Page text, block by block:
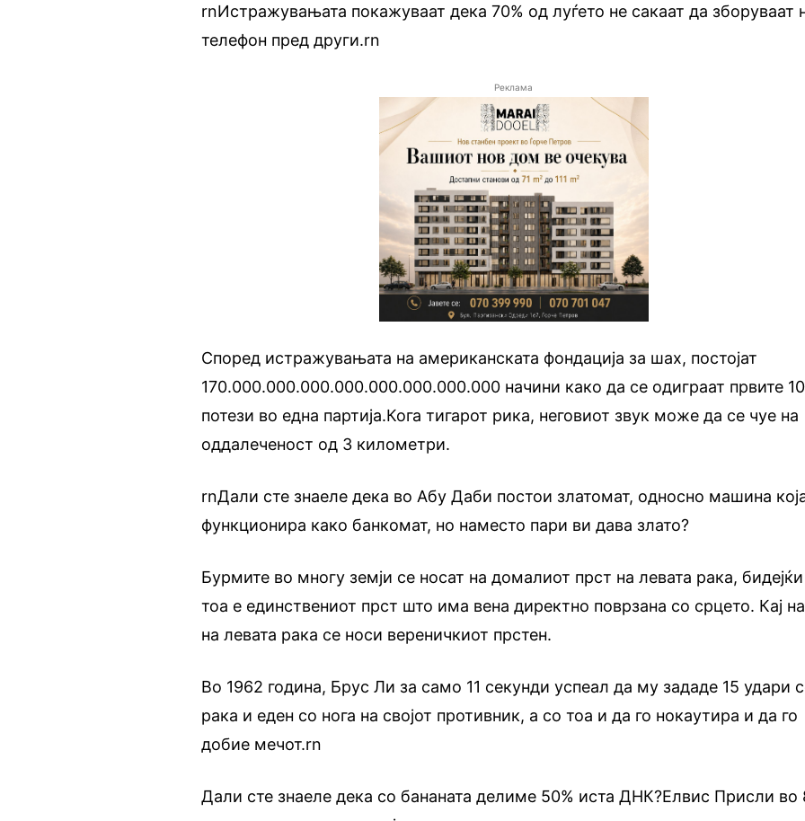
rnИстражувањата покажуваат дека 70% од луѓето не сакаат да зборуваат
телефон пред други.rn
Реклама
Според истражувањата на американската фондација за шах, постојат
170.000.000.000.000.000.000.000.000 начини како да се одиграат првите 10
потези во една партија.Кога тигарот рика, неговиот звук може да се чуе на
оддалеченост од 3 километри.
rnДали сте знаеле дека во Абу Даби постои златомат, односно машина
функционира како банкомат, но наместо пари ви дава злато?
Бурмите во многу земји се носат на домалиот прст на левата рака, бидејќи
тоа е единствениот прст што има вена директно поврзана со срцето. Кај
на левата рака се носи вереничкиот прстен.
Во 1962 година, Брус Ли за само 11 секунди успеал да му зададе 15 удари
рака и еден со нога на својот противник, а со тоа и да го нокаутира и да го
добие мечот.rn
Дали сте знаеле дека со бананата делиме 50% иста ДНК?Елвис Присли во